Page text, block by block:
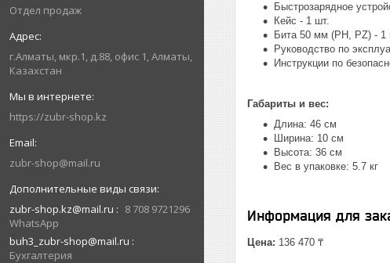
Отдел продаж
г.Алматы, мкр.1, д.88, офис 1, Алматы,
Казахстан
https://zubr-shop.kz
zubr-shop@mail.ru
zubr-shop.kz@mail.ru
8 708 9721296
WhatsApp
buh3_zubr-shop@mail.ru
Бухгалтерия
Быстрозарядное
Кейс - 1 шт.
Бита 50 мм (PH, PZ) - 1
Руководство по
Инструкции по
Габариты и вес:
Длина: 46 см
Ширина: 10 см
Высота: 36 см
Вес в упаковке: 5.7 кг
Информация для
Цена: 136 470 ₸